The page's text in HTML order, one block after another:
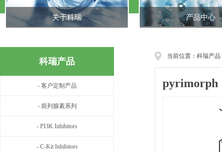
关于科瑞 产品中心
科瑞产品
- 客户定制产品
- 前列腺素系列
- PI3K Inhibitors
- C-Kit Inhibitors
当前位置：科瑞产品
pyrimorph